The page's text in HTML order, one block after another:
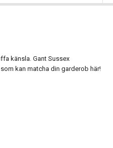
känsla. Gant Sussex
kan matcha din garderob här!